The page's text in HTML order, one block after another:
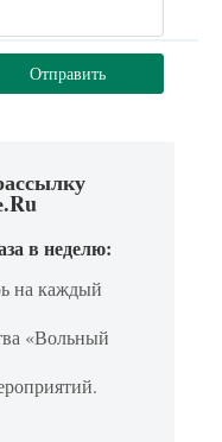
Отправить
в неделю:
на каждый
«Вольный